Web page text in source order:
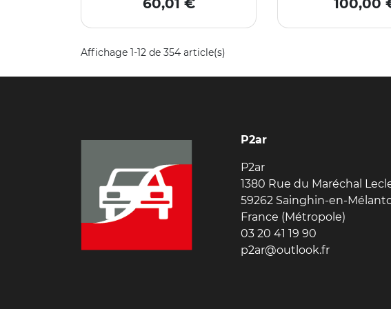
60,01 € 100,00
Affichage 1-12 de 354 article(s)
P2ar
P2ar
1380 Rue du Maréchal
59262 Sainghin-en-
France (Métropole)
03 20 41 19 90
p2ar@outlook.fr